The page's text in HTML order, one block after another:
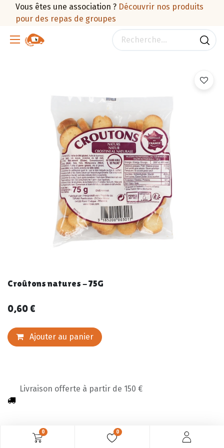
0 0
Vous êtes une association ? Découvrir nos produits
pour des repas de groupes
Croûtons natures - 75G
0,60 €
Ajouter au panier
Livraison offerte à partir de 150 €